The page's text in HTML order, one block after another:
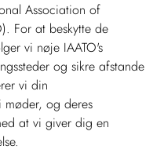
Association of
For at beskytte de
vi nøje IAATO's
og sikre afstande
vi din
og deres
at vi giver dig en